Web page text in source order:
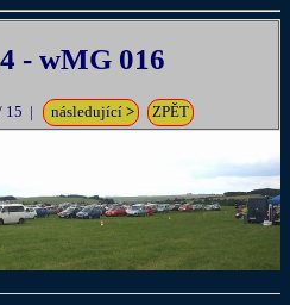
- wMG 016
15 | následující > ZPĚT